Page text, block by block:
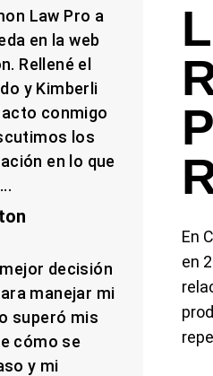
En
en
Law Pro a
en la web
Rellené el
y Kimberli
conmigo
los
en lo que
decisión
manejar mi
superó mis
cómo se
y mi